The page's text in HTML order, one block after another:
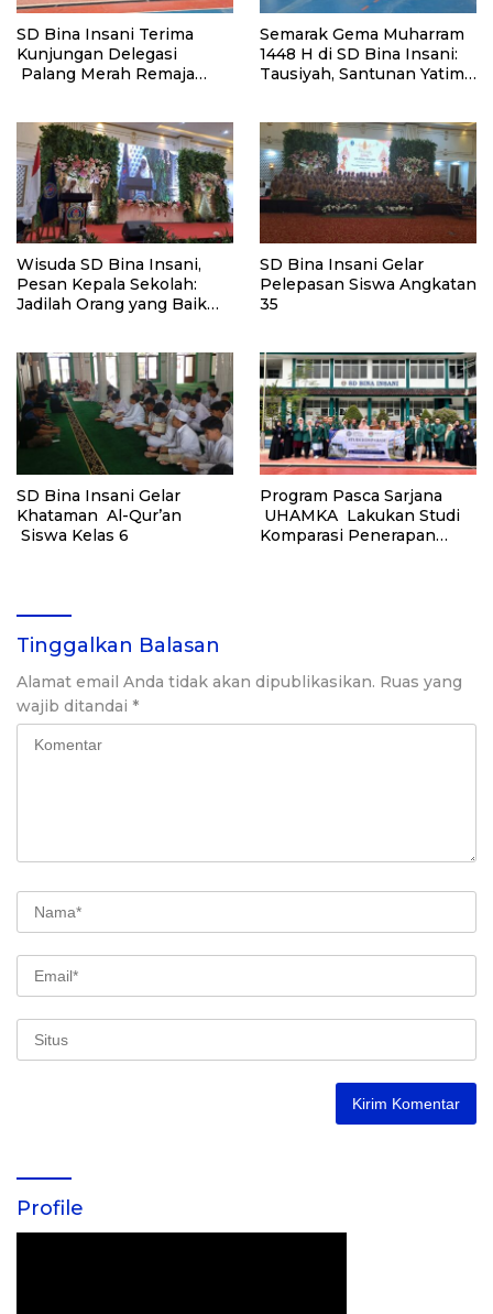
SD Bina Insani Terima
Kunjungan Delegasi
Palang Merah Remaja
Semarak Gema Muharram
1448 H di SD Bina Insani:
Tausiyah, Santunan Yatim
Wisuda SD Bina Insani,
Pesan Kepala Sekolah:
Jadilah Orang yang Baik
SD Bina Insani Gelar
Pelepasan Siswa Angkatan
35
SD Bina Insani Gelar
Khataman Al-Qur’an
Siswa Kelas 6
Program Pasca Sarjana
UHAMKA Lakukan Studi
Komparasi Penerapan
Tinggalkan Balasan
Alamat email Anda tidak akan dipublikasikan. Ruas yang
wajib ditandai *
Profile